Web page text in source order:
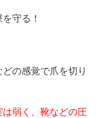
守る！
どの感覚で爪を切り
弱く、靴などの圧